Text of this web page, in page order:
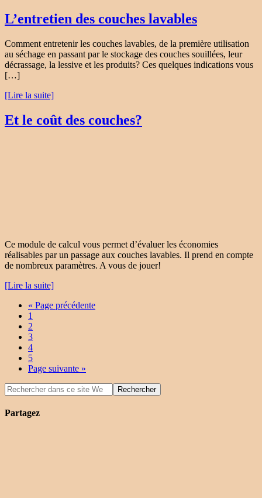
L’entretien des couches lavables
Comment entretenir les couches lavables, de la première utilisation
au séchage en passant par le stockage des couches souillées, leur
décrassage, la lessive et les produits? Ces quelques indications vous
[…]
[Lire la suite]
Et le coût des couches?
Ce module de calcul vous permet d’évaluer les économies
réalisables par un passage aux couches lavables. Il prend en compte
de nombreux paramètres. A vous de jouer!
[Lire la suite]
« Page précédente
1
2
3
4
5
Page suivante »
Partagez